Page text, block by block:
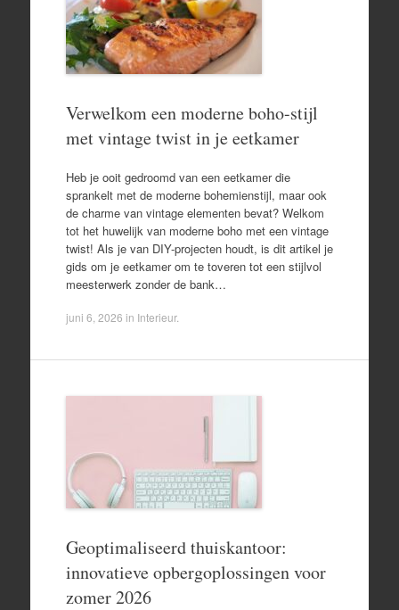
Verwelkom een moderne boho-stijl
met vintage twist in je eetkamer
Heb je ooit gedroomd van een eetkamer die
sprankelt met de moderne bohemienstijl, maar ook
de charme van vintage elementen bevat? Welkom
tot het huwelijk van moderne boho met een vintage
twist! Als je van DIY-projecten houdt, is dit artikel je
gids om je eetkamer om te toveren tot een stijlvol
meesterwerk zonder de bank…
juni 6, 2026 in Interieur.
Geoptimaliseerd thuiskantoor:
innovatieve opbergoplossingen voor
zomer 2026